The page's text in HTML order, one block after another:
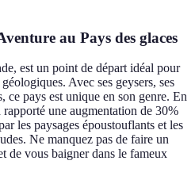
au Pays des glaces
est un point de départ idéal pour
Avec ses geysers, ses
ce pays est unique en son genre. En
une augmentation de 30%
les paysages époustouflants et les
Ne manquez pas de faire un
de vous baigner dans le fameux